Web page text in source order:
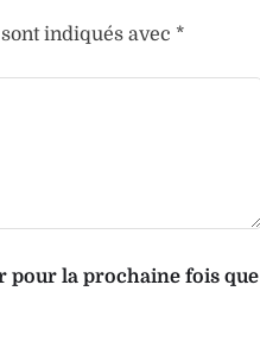
indiqués avec *
pour la prochaine fois que